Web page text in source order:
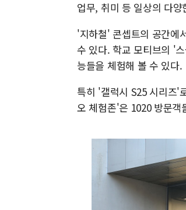
업무, 취미 등 일상의 다
'지하철' 콘셉트의 공간에
수 있다. 학교 모티브의 '
능들을 체험해 볼 수 있다.
특히 '갤럭시 S25 시리즈'
오 체험존'은 1020 방문객